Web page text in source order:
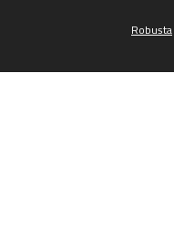
Robusta